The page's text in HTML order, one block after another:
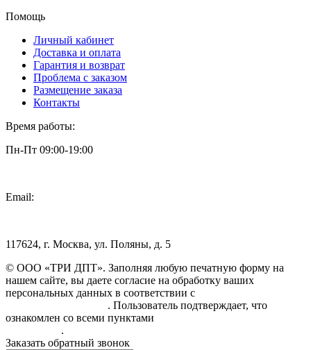
Помощь
Личный кабинет
Доставка и оплата
Гарантия и возврат
Проблема с заказом
Размещение заказа
Контакты
Время работы:
Пн-Пт 09:00-19:00
Email:
117624, г. Москва, ул. Поляны, д. 5
© ООО «ТРИ ДПТ». Заполняя любую печатную форму на
нашем сайте, вы даете согласие на обработку ваших
персональных данных в соответствии с
. Пользователь подтверждает, что
ознакомлен со всеми пунктами
.
Заказать обратный звонок